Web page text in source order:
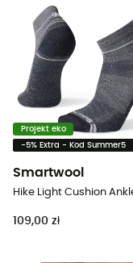
Projekt eko
-5% Extra - Kod Summer5
Smartwool
109,00 zł